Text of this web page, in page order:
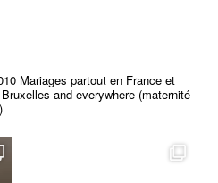
Mariages partout en France et
and everywhere (maternité